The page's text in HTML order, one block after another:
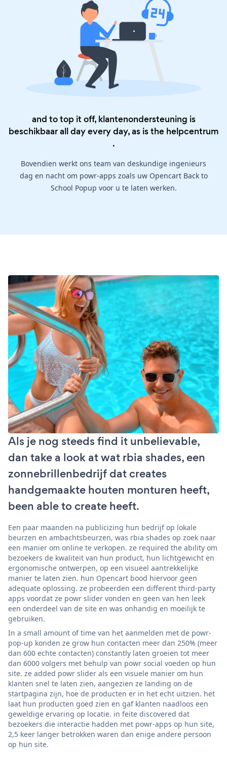
and to top it off, klantenondersteuning is
beschikbaar all day every day, as is the helpcentrum
.
Bovendien werkt ons team van deskundige ingenieurs
dag en nacht om powr-apps zoals uw Opencart Back to
School Popup voor u te laten werken.
Als je nog steeds find it unbelievable,
dan take a look at wat rbia shades, een
zonnebrillenbedrijf dat creates
handgemaakte houten monturen heeft,
been able to create heeft.
Een paar maanden na publicizing hun bedrijf op lokale
beurzen en ambachtsbeurzen, was rbia shades op zoek naar
een manier om online te verkopen. ze required the ability om
bezoekers de kwaliteit van hun product, hun lichtgewicht en
ergonomische ontwerpen, op een visueel aantrekkelijke
manier te laten zien. hun Opencart bood hiervoor geen
adequate oplossing. ze probeerden een different third-party
apps voordat ze powr slider vonden en geen van hen leek
een onderdeel van de site en was onhandig en moeilijk te
gebruiken.
In a small amount of time van het aanmelden met de powr-
pop-up konden ze grow hun contacten meer dan 250% (meer
dan 600 echte contacten) constantly laten groeien tot meer
dan 6000 volgers met behulp van powr social voeden op hun
site. ze added powr slider als een visuele manier om hun
klanten snel te laten zien, aangezien ze landing on de
startpagina zijn, hoe de producten er in het echt uitzien. het
laat hun producten goed zien en gaf klanten naadloos een
geweldige ervaring op locatie. in feite discovered dat
bezoekers die interactie hadden met powr-apps op hun site,
2,5 keer langer betrokken waren dan enige andere persoon
op hun site.